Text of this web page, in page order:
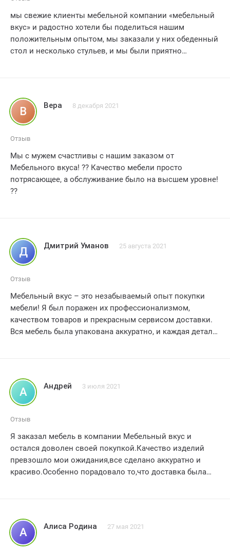
мы свежие клиенты мебельной компании «мебельный
вкус» и радостно хотели бы поделиться нашим
положительным опытом, мы заказали у них обеденный
стол и несколько стульев, и мы были приятно
очень отзывчивыми и готовыми помочь с любым
вопросом, который у нас возникал, мы оцениваем, что
они постоянно сообщали нам о статусе нашего заказа и
была быстрой и безопасной, мое мужу было очень
комфортно с грузчиками-экспедиторами, когда они
доставили нашу мебель в наш дом, они были очень
вежливы и профессиональны, когда они
приобретениями, мы настоятельно рекомендуем эту
компанию всем, кто интересуется качественной
мебелью, отличным обслуживанием клиентов и
конкурентоспособными ценами, мы обязательно будем
В Вера 8 декабря 2021
Отзыв
Мы с мужем счастливы с нашим заказом от
Мебельного вкуса! ?? Качество мебели просто
потрясающее, а обслуживание было на высшем уровне!
??
Д Дмитрий Уманов 25 августа 2021
Отзыв
Мебельный вкус – это незабываемый опыт покупки
мебели! Я был поражен их профессионализмом,
качеством товаров и прекрасным сервисом доставки.
Вся мебель была упакована аккуратно, и каждая деталь
А Андрей 3 июля 2021
Отзыв
Я заказал мебель в компании Мебельный вкус и
остался доволен своей покупкой.Качество изделий
превзошло мои ожидания,все сделано аккуратно и
красиво.Особенно порадовало то,что доставка была
А Алиса Родина 27 мая 2021